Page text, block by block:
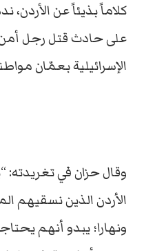
كلاماً بذيئاً عن الأردن،
على حادث قتل رجل أمن
الإسرائيلية بعمّان
وقال حزان في تغريدته:
الأردن الذين نسقيهم
ونهارا؛ يبدو أنهم